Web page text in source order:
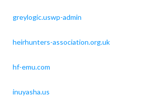
greylogic.uswp-admin
heirhunters-association.org.uk
hf-emu.com
inuyasha.us